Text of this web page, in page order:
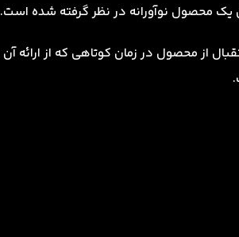
یک محصول نوآورانه در نظر گرفته شده است.